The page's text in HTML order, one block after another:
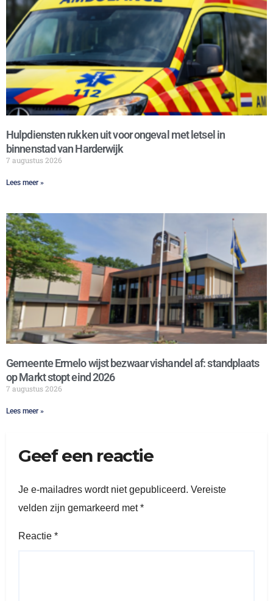
Hulpdiensten rukken uit voor ongeval met letsel in
binnenstad van Harderwijk
7 augustus 2026
Lees meer »
Gemeente Ermelo wijst bezwaar vishandel af: standplaats
op Markt stopt eind 2026
7 augustus 2026
Lees meer »
Geef een reactie
Je e-mailadres wordt niet gepubliceerd. Vereiste
velden zijn gemarkeerd met*
Reactie *